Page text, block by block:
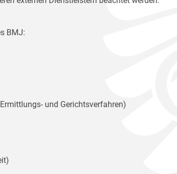
BMJ:
und Gerichtsverfahren)